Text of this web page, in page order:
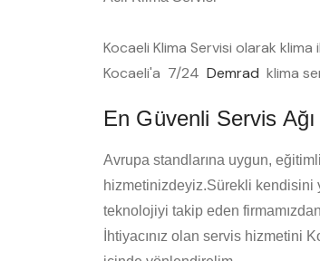
Kocaeli Klima Servisi olarak
Kocaeli'a 7/24 Demrad klima
En Güvenli Servis Ağı
Avrupa standlarına uygun,
hizmetinizdeyiz.Sürekli kendisini
teknolojiyi takip eden firmamızdan
İhtiyacınız olan servis hizmetini